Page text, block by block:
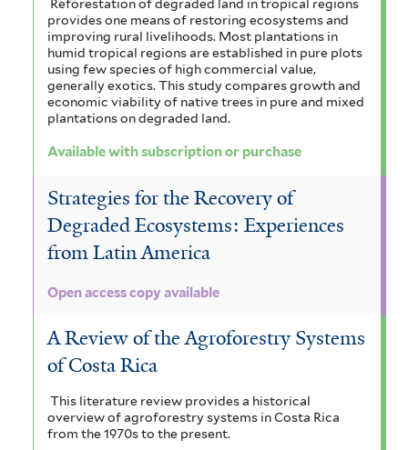
t
h
a
f
t
e
i
l
t
e
r
r
a
n
a
c
a
f
t
e
r
e
m
a
l
e
i
i
l
t
e
f
i
l
t
e
r
Reforestation of degraded land in tropical regions
provides one means of restoring ecosystems and
improving rural livelihoods. Most plantations in
humid tropical regions are established in pure plots
using few species of high commercial value,
generally exotics. This study compares growth and
economic viability of native trees in pure and mixed
plantations on degraded land.
Available with subscription or purchase
Strategies for the Recovery of
Degraded Ecosystems: Experiences
from Latin America
Open access copy available
A Review of the Agroforestry Systems
of Costa Rica
This literature review provides a historical
overview of agroforestry systems in Costa Rica
from the 1970s to the present.